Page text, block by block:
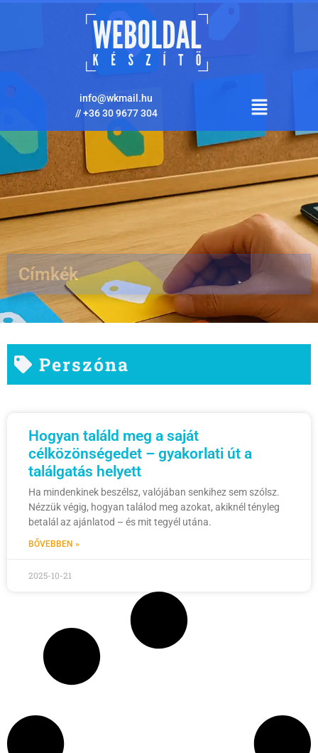
info@wkmail.hu
//+36 30 9677 304
Címkék
Perszóna
Hogyan találd meg a saját
célközönségedet – gyakorlati út a
találgatás helyett
Ha mindenkinek beszélsz, valójában senkihez sem szólsz.
Nézzük végig, hogyan találod meg azokat, akiknél tényleg
betalál az ajánlatod – és mit tegyél utána.
BŐVEBBEN »
2025-10-21